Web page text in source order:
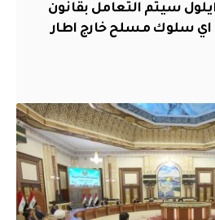
الدولة: بعد 30 ايلول سيتم التعامل بقانون
اي سلوك مسلح خارج اطار